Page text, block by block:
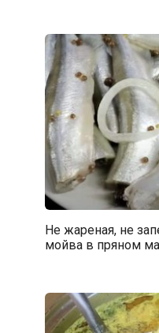
Не жареная, не
мойва в пряном